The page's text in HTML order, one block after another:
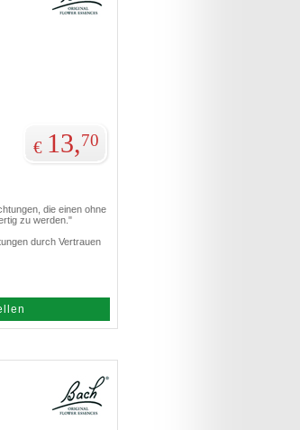
€ 13,70
die einen ohne
zu werden."
durch Vertrauen